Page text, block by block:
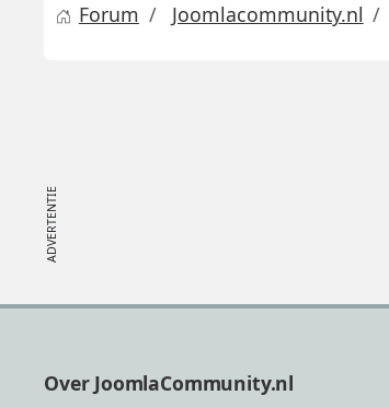
Forum Joomlacommunity.nl
Over JoomlaCommunity.nl